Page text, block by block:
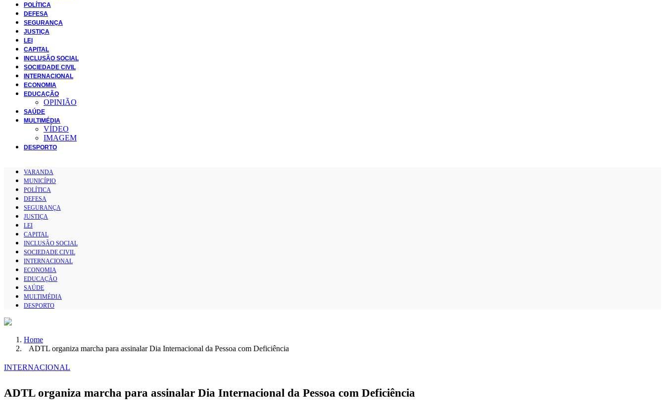
POLÍTICA
DEFESA
SEGURANÇA
JUSTIÇA
LEI
CAPITAL
INCLUSÃO SOCIAL
SOCIEDADE CIVIL
INTERNACIONAL
ECONOMIA
EDUCAÇÃO
OPINIÃO
SAÚDE
MULTIMÉDIA
VÍDEO
IMAGEM
DESPORTO
VARANDA
MUNICÍPIO
POLÍTICA
DEFESA
SEGURANÇA
JUSTIÇA
LEI
CAPITAL
INCLUSÃO SOCIAL
SOCIEDADE CIVIL
INTERNACIONAL
ECONOMIA
EDUCAÇÃO
SAÚDE
MULTIMÉDIA
DESPORTO
Home
ADTL organiza marcha para assinalar Dia Internacional da Pessoa com Deficiência
INTERNACIONAL
ADTL organiza marcha para assinalar Dia Internacional da Pessoa com Deficiência